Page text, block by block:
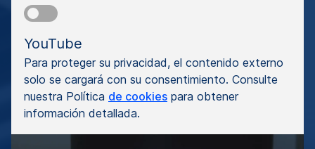
YouTube
Para proteger su privacidad, el contenido externo
solo se cargará con su consentimiento. Consulte
nuestra Política de cookies para obtener
información detallada.